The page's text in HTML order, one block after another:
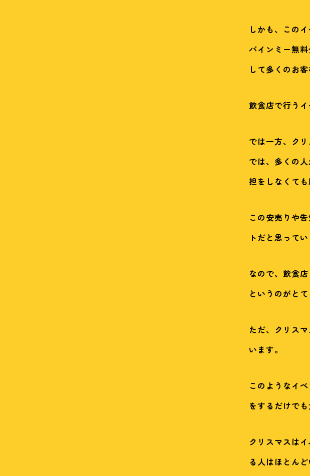
しかも、この
バインミー無
して多くのお
飲食店で行う
では一方、ク
では、多くの
担をしなくて
この安売りや
トだと思ってい
なので、飲食
というのがと
ただ、クリス
います。
このようなイ
をするだけで
クリスマスは
る人はほとん